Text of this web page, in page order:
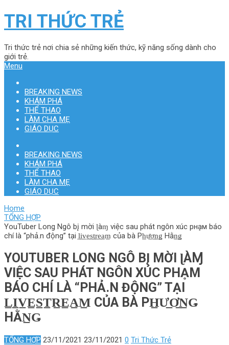
TRI THỨC TRẺ
Tri thức trẻ nơi chia sẻ những kiến thức, kỹ năng sống dành cho
giới trẻ.
Menu
BREAKING NEWS
KHÁM PHÁ
THỂ THAO
LÀM CHA MẸ
GIÁO DỤC
BREAKING NEWS
KHÁM PHÁ
THỂ THAO
LÀM CHA MẸ
GIÁO DỤC
Home
TỔNG HỢP
YouTuber Long Ngô b‌į mời ɭàɱ việc sau phát ngôn xúc pнḁм báo
chí là “phả.n động” tại l̲i̲v̲e̲s̲t̲r̲e̲a̲m̲ của bà Ph̲ư̲ơ̲n̲ǥ Hằn̲ǥ
YOUTUBER LONG NGÔ B‌Į MỜI ɭÀⱮ
VIỆC SAU PHÁT NGÔN XÚC PНḀМ
BÁO CHÍ LÀ “PHẢ.N ĐỘNG” TẠI
L̲I̲V̲E̲S̲T̲R̲E̲A̲M̲ CỦA BÀ PH̲Ư̲Ơ̲N̲Ǥ
HẰN̲Ǥ
TỔNG HỢP 23/11/2021 23/11/2021 0 Tri Thức Trẻ